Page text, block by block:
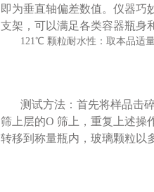
即为垂直轴偏差数值。仪器巧
支架，可以满足各类容器瓶身
121℃ 颗粒耐水性：取本品适
测试方法：首先将样品击
筛上层的O 筛上，重复上述操
转移到称量瓶内，玻璃颗粒以